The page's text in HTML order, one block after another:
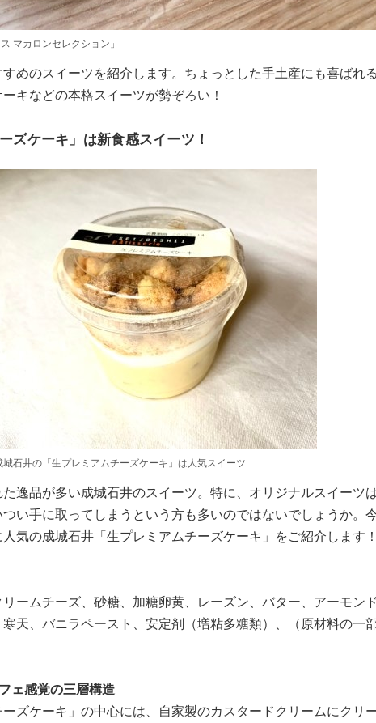
マカロンセレクション」
めのスイーツを紹介します。ちょっとした手土産にも喜ばれ
キなどの本格スイーツが勢ぞろい！
ズケーキ」は新食感スイーツ！
城石井の「生プレミアムチーズケーキ」は人気スイーツ
逸品が多い成城石井のスイーツ。特に、オリジナルスイーツ
い手に取ってしまうという方も多いのではないでしょうか。
気の成城石井「生プレミアムチーズケーキ」をご紹介します！
ームチーズ、砂糖、加糖卵黄、レーズン、バター、アーモン
天、バニラペースト、安定剤（増粘多糖類）、（原材料の一
ェ感覚の三層構造
ズケーキ」の中心には、自家製のカスタードクリームにクリ